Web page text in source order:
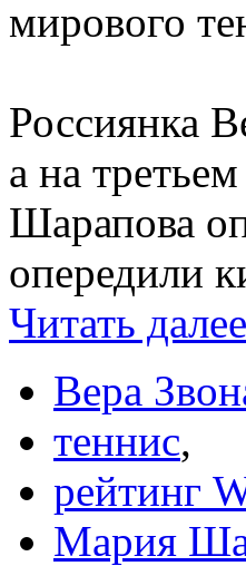
мирового
Россиянка
а на
Шарапова
опередили
Читать далее
Вера
теннис,
рейтинг
Мария